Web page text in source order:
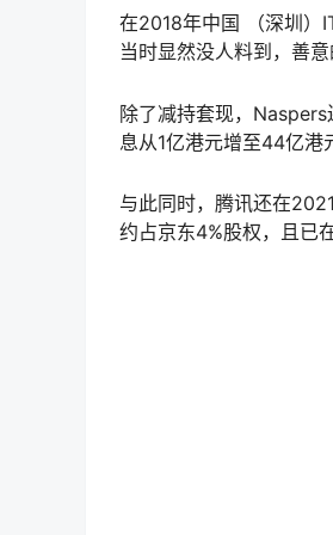
在2018年中国 （深圳）
当时显然没人料到，善
除了减持套现，
息从1亿港元增至44亿港
与此同时，腾讯还在
约占京东4%股权，且已